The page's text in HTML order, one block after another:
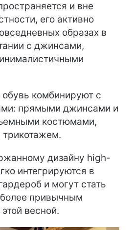
и вне
его активно
образах в
с джинсами,
комбинируют с
прямыми джинсами и
костюмами,
дизайну high-
интегрируются в
и могут стать
привычным
весной.